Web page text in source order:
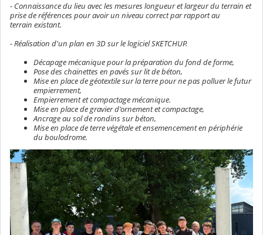
- Connaissance du lieu avec les mesures longueur et largeur du terrain et
prise de références pour avoir un niveau correct par rapport au
terrain existant.
- Réalisation d'un plan en 3D sur le logiciel SKETCHUP.
Décapage mécanique pour la préparation du fond de forme,
Pose des chainettes en pavés sur lit de béton,
Mise en place de géotextile sur la terre pour ne pas polluer le futur
empierrement,
Empierrement et compactage mécanique.
Mise en place de gravier d'ornement et compactage,
Ancrage au sol de rondins sur béton,
Mise en place de terre végétale et ensemencement en périphérie
du boulodrome.